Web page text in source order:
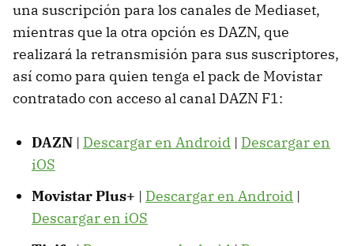
una suscripción para los canales de Mediaset,
mientras que la otra opción es DAZN, que
realizará la retransmisión para sus suscriptores,
así como para quien tenga el pack de Movistar
contratado con acceso al canal DAZN F1:
DAZN | Descargar en Android | Descargar en
iOS
Movistar Plus+ | Descargar en Android |
Descargar en iOS